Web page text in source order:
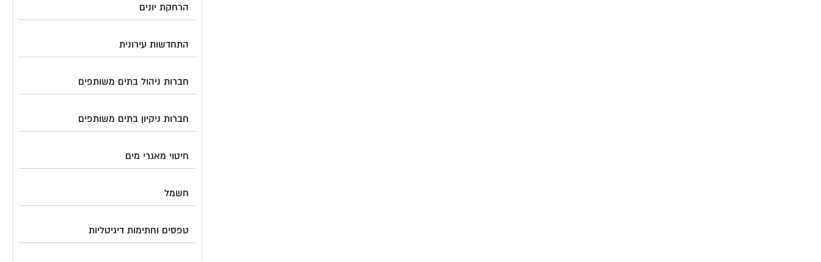
הרחקת יונים
התחדשות עירונית
חברות ניהול בתים משותפים
חברות ניקיון בתים משותפים
חיטוי מאגרי מים
חשמל
טפסים וחתימות דיגיטליות